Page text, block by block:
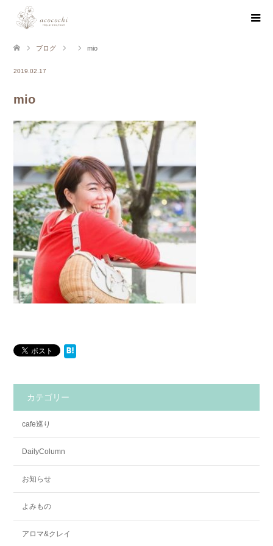
ブログ mio
2019.02.17
mio
カテゴリー
cafe巡り
DailyColumn
お知らせ
よみもの
アロマ&クレイ